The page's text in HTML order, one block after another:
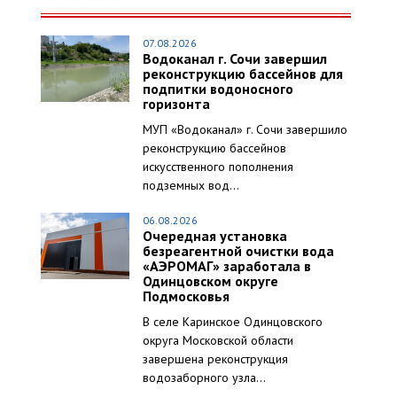
07.08.2026
Водоканал г. Сочи завершил
реконструкцию бассейнов для
подпитки водоносного
горизонта
МУП «Водоканал» г. Сочи завершило
реконструкцию бассейнов
искусственного пополнения
подземных вод...
06.08.2026
Очередная установка
безреагентной очистки вода
«АЭРОМАГ» заработала в
Одинцовском округе
Подмосковья
В селе Каринское Одинцовского
округа Московской области
завершена реконструкция
водозаборного узла...